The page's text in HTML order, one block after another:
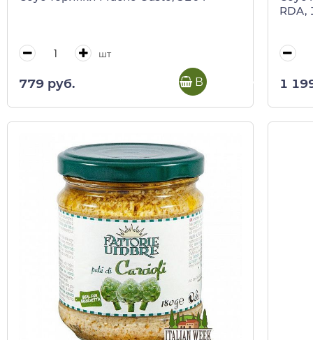
шт
779 руб. В корзину
RDA,
1